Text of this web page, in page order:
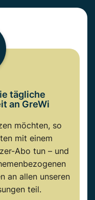
tägliche
an GreWi
möchten, so
mit einem
Abo tun – und
an allen unseren
teil.